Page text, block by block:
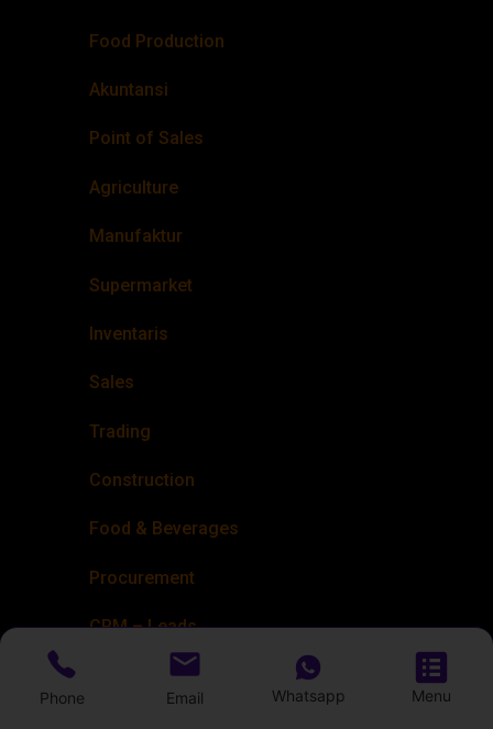
Food Production
Akuntansi
Point of Sales
Agriculture
Manufaktur
Supermarket
Inventaris
Sales
Trading
Construction
Food & Beverages
Procurement
CRM – Leads
Phone Email Whatsapp Menu